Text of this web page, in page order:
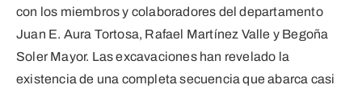
con los miembros y colaboradores del departamento
Juan E. Aura Tortosa, Rafael Martínez Valle y Begoña
Soler Mayor. Las excavaciones han revelado la
existencia de una completa secuencia que abarca casi